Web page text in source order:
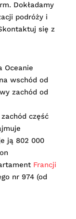
Dokładamy
podróży i
się z
Oceanie
wschód od
zachód od
część
ją 802 000
Francji
nr 974 (od